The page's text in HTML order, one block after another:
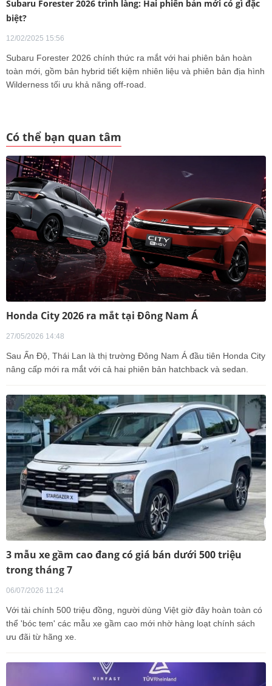
Subaru Forester 2026 trình làng: Hai phiên bản mới có gì đặc
biệt?
12/02/2025 15:56
Subaru Forester 2026 chính thức ra mắt với hai phiên bản hoàn
toàn mới, gồm bản hybrid tiết kiệm nhiên liệu và phiên bản địa hình
Wilderness tối ưu khả năng off-road.
Có thể bạn quan tâm
Honda City 2026 ra mắt tại Đông Nam Á
27/05/2026 14:48
Sau Ấn Độ, Thái Lan là thị trường Đông Nam Á đầu tiên Honda City
nâng cấp mới ra mắt với cả hai phiên bản hatchback và sedan.
3 mẫu xe gầm cao đang có giá bán dưới 500 triệu
trong tháng 7
06/07/2026 11:24
Với tài chính 500 triệu đồng, người dùng Việt giờ đây hoàn toàn có
thể 'bóc tem' các mẫu xe gầm cao mới nhờ hàng loạt chính sách
ưu đãi từ hãng xe.